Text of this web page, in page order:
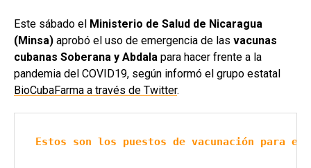
Este sábado el Ministerio de Salud de Nicaragua
(Minsa) aprobó el uso de emergencia de las vacunas
cubanas Soberana y Abdala para hacer frente a la
pandemia del COVID19, según informó el grupo estatal
BioCubaFarma a través de Twitter.
Estos son los puestos de vacunación para